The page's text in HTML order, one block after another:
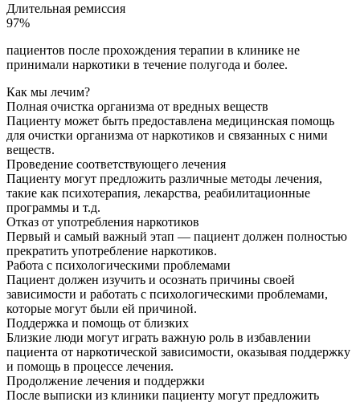
Длительная ремиссия
97%
пациентов после прохождения терапии в клинике не
принимали наркотики в течение полугода и более.
Как мы лечим?
Полная очистка организма от вредных веществ
Пациенту может быть предоставлена медицинская помощь
для очистки организма от наркотиков и связанных с ними
веществ.
Проведение соответствующего лечения
Пациенту могут предложить различные методы лечения,
такие как психотерапия, лекарства, реабилитационные
программы и т.д.
Отказ от употребления наркотиков
Первый и самый важный этап — пациент должен полностью
прекратить употребление наркотиков.
Работа с психологическими проблемами
Пациент должен изучить и осознать причины своей
зависимости и работать с психологическими проблемами,
которые могут были ей причиной.
Поддержка и помощь от близких
Близкие люди могут играть важную роль в избавлении
пациента от наркотической зависимости, оказывая поддержку
и помощь в процессе лечения.
Продолжение лечения и поддержки
После выписки из клиники пациенту могут предложить